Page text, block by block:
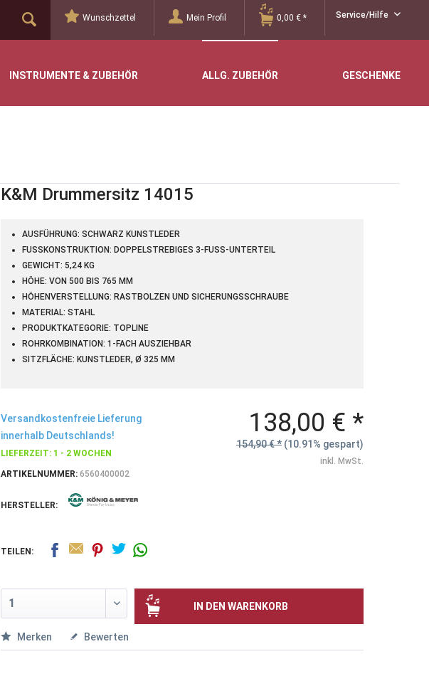
Service/Hilfe
Wunschzettel Mein Profil 0,00 € *
INSTRUMENTE & ZUBEHÖR ALLG. ZUBEHÖR GESCHENKE
K&M Drummersitz 14015
AUSFÜHRUNG: SCHWARZ KUNSTLEDER
FUSSKONSTRUKTION: DOPPELSTREBIGES 3-FUSS-UNTERTEIL
GEWICHT: 5,24 KG
HÖHE: VON 500 BIS 765 MM
HÖHENVERSTELLUNG: RASTBOLZEN UND SICHERUNGSSCHRAUBE
MATERIAL: STAHL
PRODUKTKATEGORIE: TOPLINE
ROHRKOMBINATION: 1-FACH AUSZIEHBAR
SITZFLÄCHE: KUNSTLEDER, Ø 325 MM
Versandkostenfreie Lieferung
innerhalb Deutschlands!
LIEFERZEIT: 1 - 2 WOCHEN
ARTIKELNUMMER: 6560400002
HERSTELLER:
138,00 € *
154,90 € * (10.91% gespart)
inkl. MwSt.
TEILEN:
IN DEN WARENKORB
Merken Bewerten